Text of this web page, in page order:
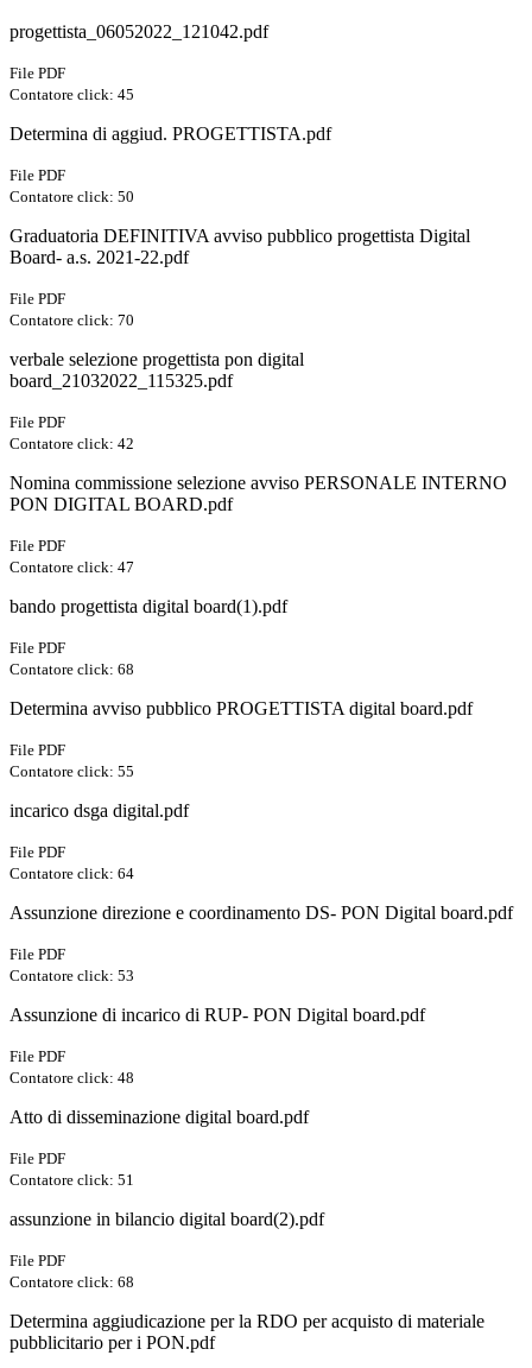
progettista_06052022_121042.pdf
File PDF
Contatore click: 45
Determina di aggiud. PROGETTISTA.pdf
File PDF
Contatore click: 50
Graduatoria DEFINITIVA avviso pubblico progettista Digital
Board- a.s. 2021-22.pdf
File PDF
Contatore click: 70
verbale selezione progettista pon digital
board_21032022_115325.pdf
File PDF
Contatore click: 42
Nomina commissione selezione avviso PERSONALE INTERNO
PON DIGITAL BOARD.pdf
File PDF
Contatore click: 47
bando progettista digital board(1).pdf
File PDF
Contatore click: 68
Determina avviso pubblico PROGETTISTA digital board.pdf
File PDF
Contatore click: 55
incarico dsga digital.pdf
File PDF
Contatore click: 64
Assunzione direzione e coordinamento DS- PON Digital board.pdf
File PDF
Contatore click: 53
Assunzione di incarico di RUP- PON Digital board.pdf
File PDF
Contatore click: 48
Atto di disseminazione digital board.pdf
File PDF
Contatore click: 51
assunzione in bilancio digital board(2).pdf
File PDF
Contatore click: 68
Determina aggiudicazione per la RDO per acquisto di materiale
pubblicitario per i PON.pdf